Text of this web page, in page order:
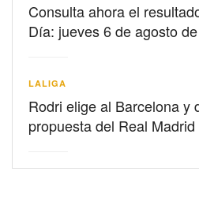
Consulta ahora el
Día: jueves 6 de agosto
LALIGA
Rodri elige al Barcelona y
propuesta del Real Madrid